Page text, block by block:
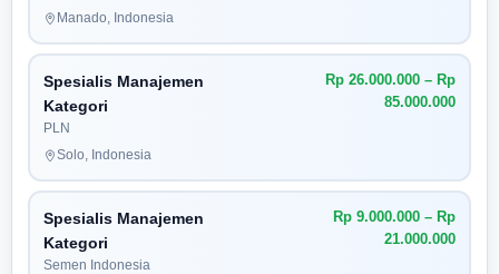
Manado, Indonesia
Spesialis Manajemen
Kategori
PLN
Rp 26.000.000 – Rp
85.000.000
Solo, Indonesia
Spesialis Manajemen
Kategori
Semen Indonesia
Rp 9.000.000 – Rp
21.000.000